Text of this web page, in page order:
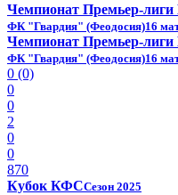
Чемпионат Премьер-
ФК "Гвардия" (Феодосия)16
Чемпионат Премьер-
ФК "Гвардия" (Феодосия)16
0 (0)
0
0
2
0
0
870
Кубок КФССезон 2025